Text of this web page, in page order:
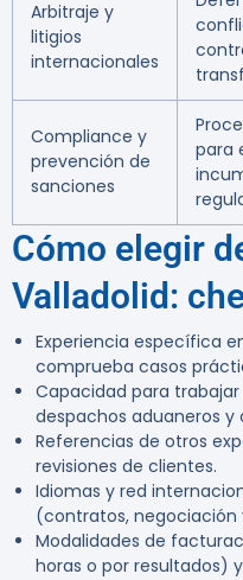
Arbitraje y
litigios
internacionales
Compliance y
prevención de
sanciones
para
Cómo elegir
Valladolid:
Experiencia específica
comprueba casos
Capacidad para
despachos aduaneros y
Referencias de otros
revisiones de clientes.
Idiomas y red
(contratos, negociación
Modalidades de
horas o por resultados)